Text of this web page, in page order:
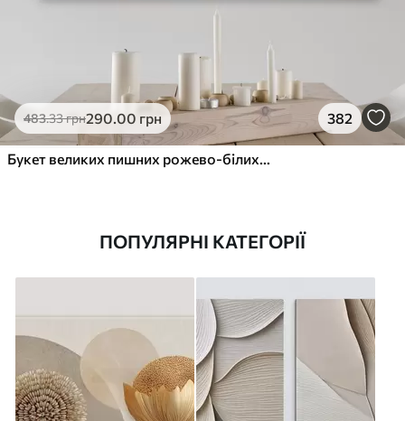
483.33грн290.00 грн 382
Букет великих пишних рожево-білих квітів півонії із зеленим листям на м’якому розмитому фоні
ПОПУЛЯРНІ КАТЕГОРІЇ